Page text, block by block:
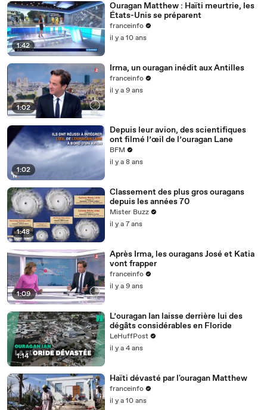
1:42
Ouragan Matthew : Haïti meurtrie, les
États-Unis se préparent
franceinfo
il y a 10 ans
1:02
Irma, un ouragan inédit aux Antilles
franceinfo
il y a 9 ans
1:02
Depuis leur avion, des scientifiques
ont filmé l’œil de l’ouragan Lane
BFM
il y a 8 ans
1:48
Classement des plus gros ouragans
depuis les années 70
Mister Buzz
il y a 7 ans
1:09
Après Irma, les ouragans José et Katia
vont frapper
franceinfo
il y a 9 ans
1:14
L’ouragan Ian laisse derrière lui des
dégâts considérables en Floride
LeHuffPost
il y a 4 ans
Haïti dévasté par l'ouragan Matthew
franceinfo
il y a 10 ans